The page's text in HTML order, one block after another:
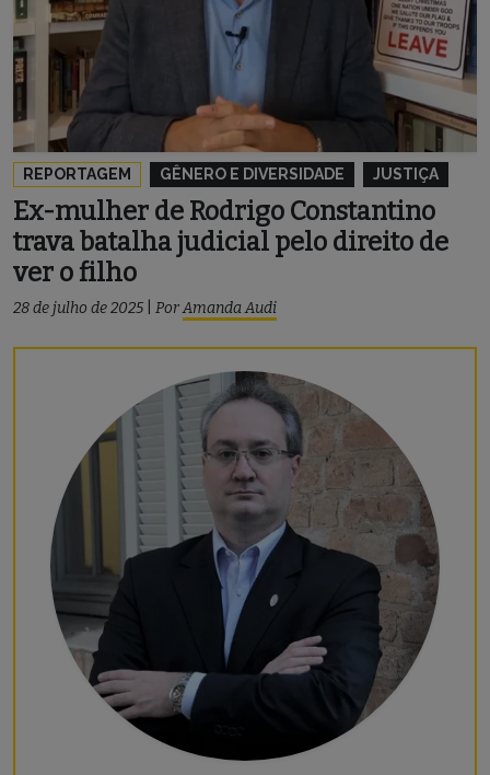
REPORTAGEM GÊNERO E DIVERSIDADE JUSTIÇA
Ex-mulher de Rodrigo Constantino
trava batalha judicial pelo direito de
ver o filho
28 de julho de 2025 PorAmanda Audi